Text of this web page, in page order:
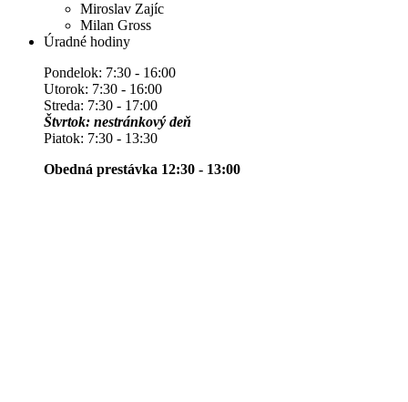
Miroslav Zajíc
Milan Gross
Úradné hodiny
Pondelok: 7:30 - 16:00
Utorok: 7:30 - 16:00
Streda: 7:30 - 17:00
Štvrtok: nestránkový deň
Piatok: 7:30 - 13:30
Obedná prestávka 12:30 - 13:00